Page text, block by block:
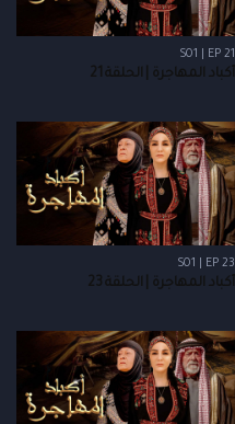
S01 | EP 21
أكباد المهاجرة | الحلقة 21
S01 | EP 23
أكباد المهاجرة | الحلقة 23